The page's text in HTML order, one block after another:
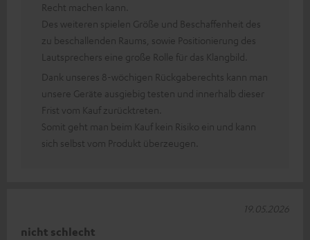
Recht machen kann.
Des weiteren spielen Größe und Beschaffenheit des
zu beschallenden Raums, sowie Positionierung des
Lautsprechers eine große Rolle für das Klangbild.
Dank unseres 8-wöchigen Rückgaberechts kann man
unsere Geräte ausgiebig testen und innerhalb dieser
Frist vom Kauf zurücktreten.
Somit geht man beim Kauf kein Risiko ein und kann
sich selbst vom Produkt überzeugen.
nicht schlecht
19.05.2026